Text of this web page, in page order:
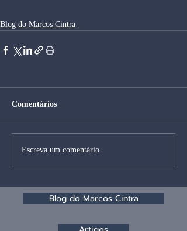
Blog do Marcos Cintra
Comentários
Escreva um comentário
Blog do Marcos Cintra